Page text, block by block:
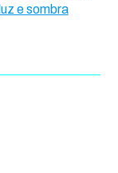
luz e sombra